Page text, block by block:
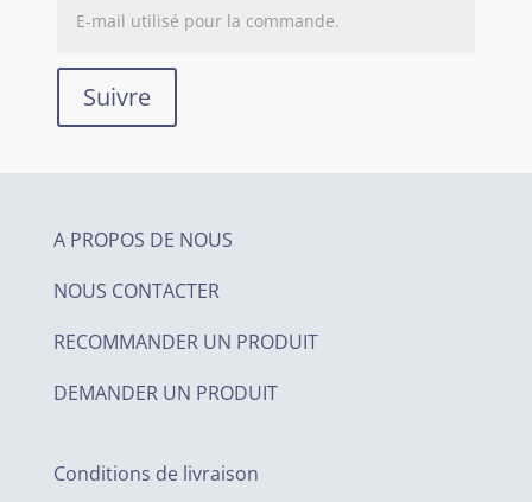
Suivre
A PROPOS DE NOUS
NOUS CONTACTER
RECOMMANDER UN PRODUIT
DEMANDER UN PRODUIT
Conditions de livraison